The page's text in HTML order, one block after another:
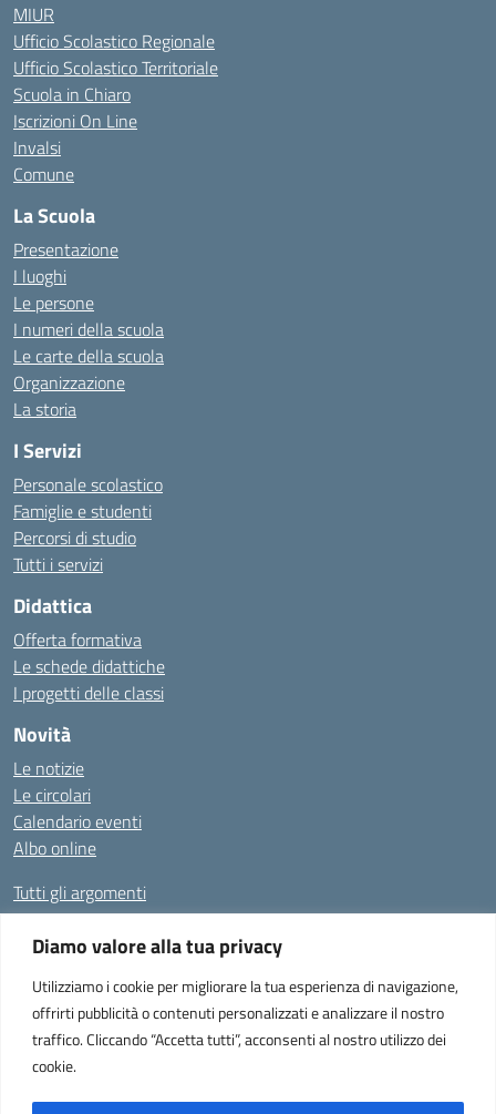
Diamo valore alla tua privacy
Utilizziamo i cookie per migliorare la tua esperienza di navigazione,
offrirti pubblicità o contenuti personalizzati e analizzare il nostro
traffico. Cliccando “Accetta tutti”, acconsenti al nostro utilizzo dei
cookie.
MIUR
Ufficio Scolastico Regionale
Ufficio Scolastico Territoriale
Scuola in Chiaro
Iscrizioni On Line
Invalsi
Comune
La Scuola
Presentazione
I luoghi
Le persone
I numeri della scuola
Le carte della scuola
Organizzazione
La storia
I Servizi
Personale scolastico
Famiglie e studenti
Percorsi di studio
Tutti i servizi
Didattica
Offerta formativa
Le schede didattiche
I progetti delle classi
Novità
Le notizie
Le circolari
Calendario eventi
Albo online
Tutti gli argomenti
Amministrazione TrasparenteAlbo Online
Dichiarazione di accessibilità
Istituto Comprensivo "Don Enrico Smaldone" - Via Europa 1, 84012 -